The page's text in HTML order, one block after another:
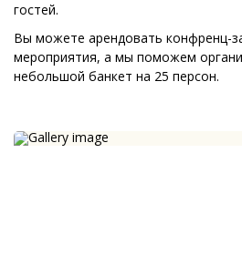
гостей.
Вы можете арендовать конфренц-
мероприятия, а мы поможем
небольшой банкет на 25 персон.